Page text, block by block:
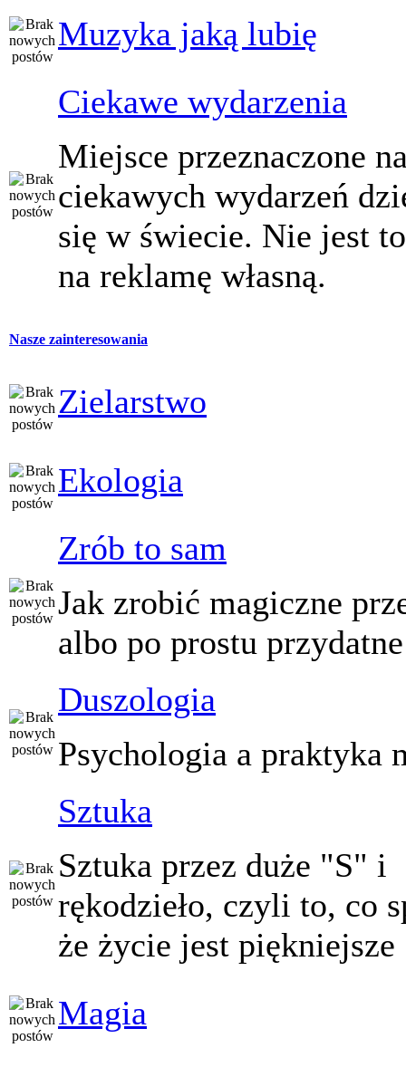
Muzyka jaką lubię
Ciekawe wydarzenia
Miejsce przeznaczone
ciekawych wydarzeń
się w świecie. Nie jest
na reklamę własną.
Nasze zainteresowania
Zielarstwo
Ekologia
Zrób to sam
Jak zrobić magiczne
albo po prostu
Duszologia
Psychologia a praktyka
Sztuka
Sztuka przez duże "S" i
rękodzieło, czyli to, co
że życie jest piękniejsze
Magia